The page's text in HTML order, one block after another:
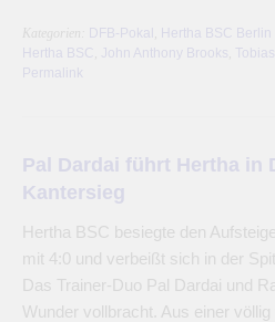
Kategorien: DFB-Pokal Hertha BSC Berlin
Hertha BSC
John Anthony Brooks
Permalink
Pal Dardai führt Hertha in
Kantersieg
Hertha BSC besiegte den
mit 4:0 und verbeißt sich in der
Das Trainer-Duo Pal Dardai und
Wunder vollbracht. Aus einer völlig